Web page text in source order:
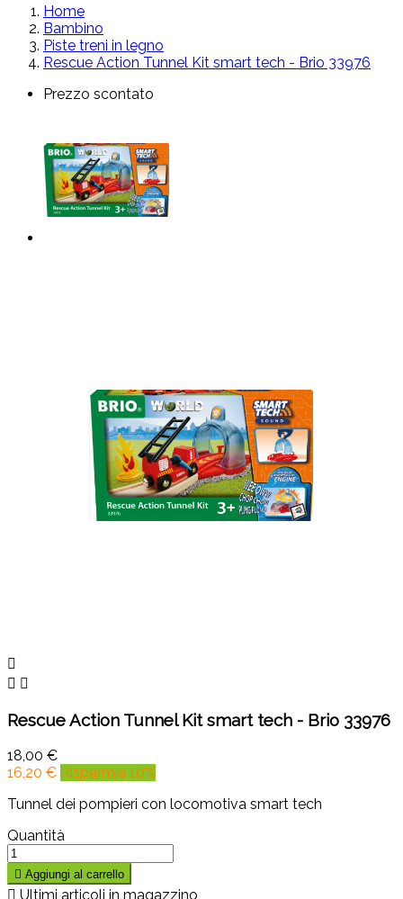
Home
Bambino
Piste treni in legno
Rescue Action Tunnel Kit smart tech - Brio 33976
Prezzo scontato

 
Rescue Action Tunnel Kit smart tech - Brio 33976
18,00 €
16,20 € Risparmia 10%
Tunnel dei pompieri con locomotiva smart tech
Quantità
 Aggiungi al carrello
 Ultimi articoli in magazzino